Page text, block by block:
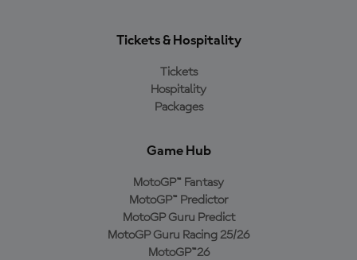
Tickets & Hospitality
Tickets
Hospitality
Packages
Game Hub
MotoGP™ Fantasy
MotoGP™ Predictor
MotoGP Guru Predict
MotoGP Guru Racing 25/26
MotoGP™26